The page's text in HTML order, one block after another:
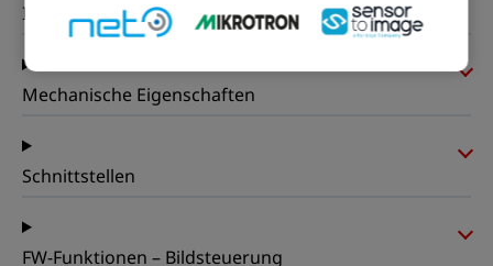
I/Os und Stromversorgung
Mechanische Eigenschaften
Schnittstellen
FW-Funktionen – Bildsteuerung